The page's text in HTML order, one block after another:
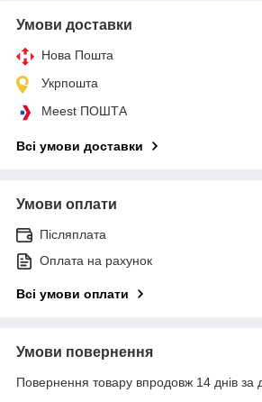
Умови доставки
Нова Пошта
Укрпошта
Meest ПОШТА
Всі умови доставки
Умови оплати
Післяплата
Оплата на рахунок
Всі умови оплати
Умови повернення
Повернення товару впродовж 14 днів за